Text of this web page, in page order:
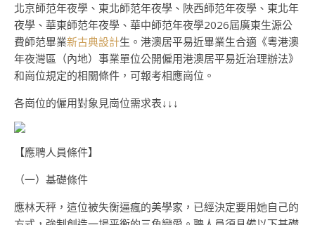
北京師范年夜學、東北師范年夜學、陜西師范年夜學、東北年
夜學、華東師范年夜學、華中師范年夜學2026屆廣東生源公
費師范畢業新古典設計生。港澳居平易近畢業生合適《粵港澳
年夜灣區（內地）事業單位公開僱用港澳居平易近治理辦法》
和崗位規定的相關條件，可報考相應崗位。
各崗位的僱用對象見崗位需求表↓↓↓
【應聘人員條件】
（一）基礎條件
應林天秤，這位被失衡逼瘋的美學家，已經決定要用她自己的